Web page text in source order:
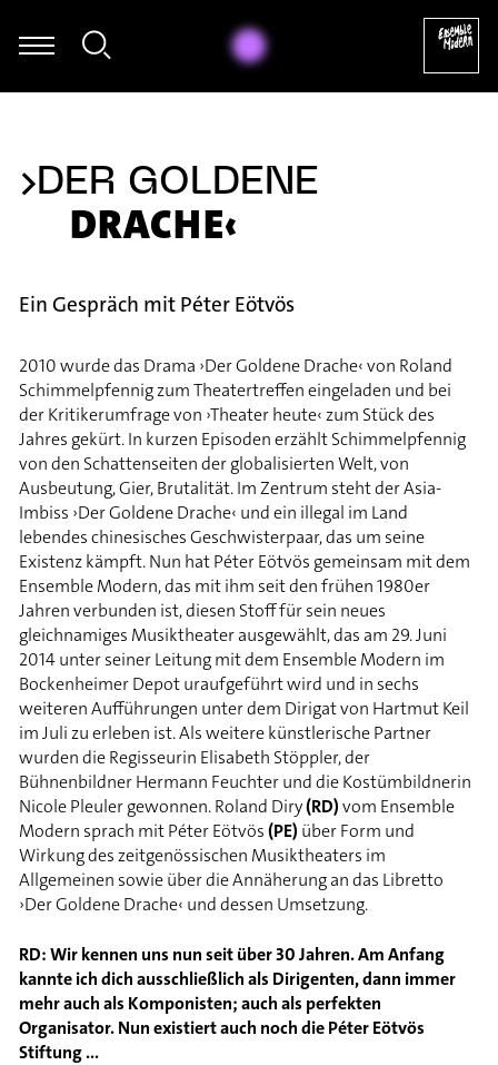
The Earl of Salisbury's Pavan (arr. für Marimba von Rainer
›DER GOLDENE
DRACHE‹
Ein Gespräch mit Péter Eötvös
2010 wurde das Drama ›Der Goldene Drache‹ von Roland
Schimmelpfennig zum Theatertreffen eingeladen und bei
der Kritikerumfrage von ›Theater heute‹ zum Stück des
Jahres gekürt. In kurzen Episoden erzählt Schimmelpfennig
von den Schattenseiten der globalisierten Welt, von
Ausbeutung, Gier, Brutalität. Im Zentrum steht der Asia-
Imbiss ›Der Goldene Drache‹ und ein illegal im Land
lebendes chinesisches Geschwisterpaar, das um seine
Existenz kämpft. Nun hat Péter Eötvös gemeinsam mit dem
Ensemble Modern, das mit ihm seit den frühen 1980er
Jahren verbunden ist, diesen Stoff für sein neues
gleichnamiges Musiktheater ausgewählt, das am 29. Juni
2014 unter seiner Leitung mit dem Ensemble Modern im
Bockenheimer Depot uraufgeführt wird und in sechs
weiteren Aufführungen unter dem Dirigat von Hartmut Keil
im Juli zu erleben ist. Als weitere künstlerische Partner
wurden die Regisseurin Elisabeth Stöppler, der
Bühnenbildner Hermann Feuchter und die Kostümbildnerin
Nicole Pleuler gewonnen. Roland Diry(RD)vom Ensemble
Modern sprach mit Péter Eötvös(PE) über Form und
Wirkung des zeitgenössischen Musiktheaters im
Allgemeinen sowie über die Annäherung an das Libretto
›Der Goldene Drache‹ und dessen Umsetzung.
RD: Wir kennen uns nun seit über 30 Jahren. Am Anfang
kannte ich dich ausschließlich als Dirigenten, dann immer
mehr auch als Komponisten; auch als perfekten
Organisator. Nun existiert auch noch die Péter Eötvös
Stiftung ...